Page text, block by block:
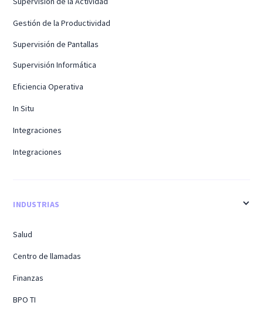
Gestión de la Productividad
Supervisión de Pantallas
Supervisión Informática
Eficiencia Operativa
In Situ
Integraciones
Integraciones
INDUSTRIAS
Salud
Centro de llamadas
Finanzas
BPO TI